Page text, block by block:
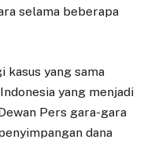
selama beberapa
kasus yang sama
yang menjadi
Pers gara-gara
dana